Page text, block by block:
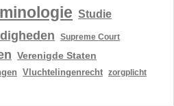
Studie
Supreme Court
Verenigde Staten
Vluchtelingenrecht zorgplicht